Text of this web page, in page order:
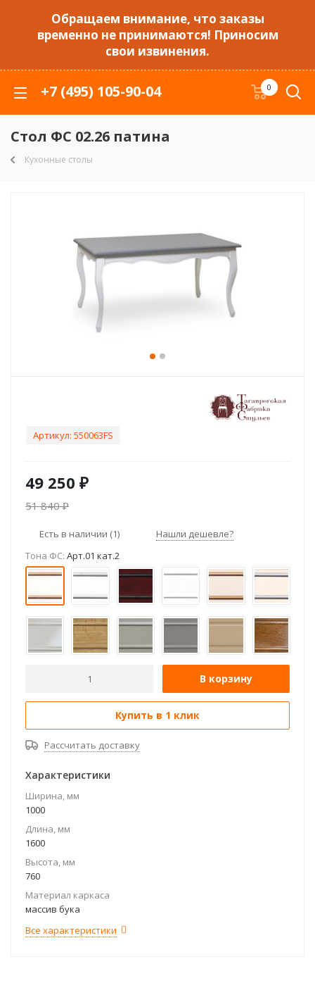
Обращаем внимание, что заказы
временно не принимаются! Приносим
свои извинения.
+7 (495) 105-90-04 0
Стол ФС 02.26 патина
Кухонные столы
Артикул: 550063FS
49 250 ₽
51 840₽
Есть в наличии (1)
Нашли дешевле?
Тона ФС: Арт.01 кат.2
В корзину
Купить в 1 клик
Рассчитать доставку
Характеристики
Ширина, мм
1000
Длина, мм
1600
Высота, мм
760
Материал каркаса
массив бука
Все характеристики